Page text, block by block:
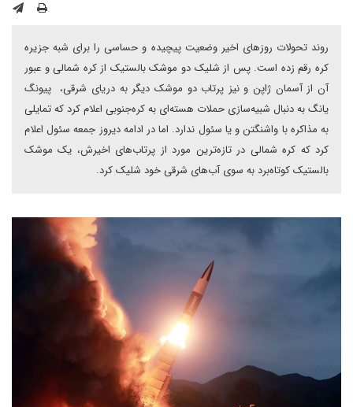
روند تحولات روزهای اخیر وضعیت پیچیده و حساسی را برای شبه جزیره
کره رقم زده است. پس از شلیک دو موشک بالستیک از کره شمالی و عبور
آن از آسمان ژاپن و نیز پرتاب دو موشک دیگر به دریای شرقی، پیونگ
یانگ به دنبال شبیه‌سازی حملات هسته‌ای به کره‌جنوبی اعلام کرد که تمایلی
به مذاکره با واشنگتن و یا سئول ندارد. اما در ادامه دیروز جمعه سئول اعلام
کرد که کره شمالی در تازه‌ترین مورد از پرتاب‌های اخیرش، یک موشک
بالستیک کوتاه‌برد به سوی آب‌های شرقی خود شلیک کرد.